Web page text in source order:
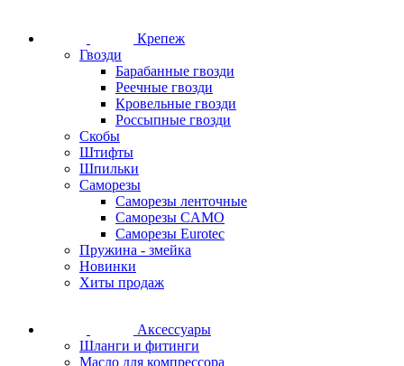
Крепеж
Гвозди
Барабанные гвозди
Реечные гвозди
Кровельные гвозди
Россыпные гвозди
Скобы
Штифты
Шпильки
Саморезы
Саморезы ленточные
Саморезы CAMO
Саморезы Eurotec
Пружина - змейка
Новинки
Хиты продаж
Аксессуары
Шланги и фитинги
Масло для компрессора